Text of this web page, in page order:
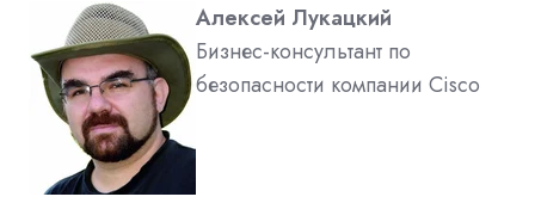
Алексей Лукацкий
Бизнес-консультант по
безопасности компании Cisco